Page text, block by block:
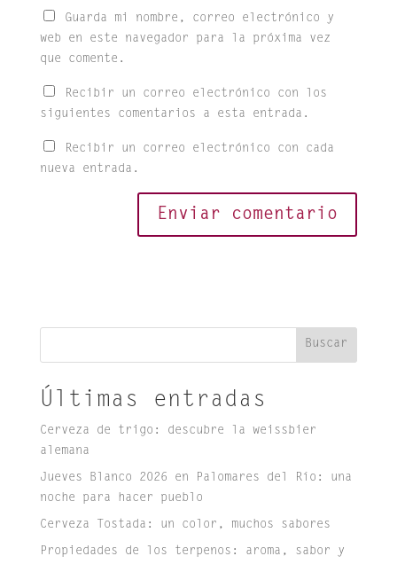
Guarda mi nombre, correo electrónico y
web en este navegador para la próxima vez
que comente.
Recibir un correo electrónico con los
siguientes comentarios a esta entrada.
Recibir un correo electrónico con cada
nueva entrada.
Buscar
Últimas entradas
Cerveza de trigo: descubre la weissbier
alemana
Jueves Blanco 2026 en Palomares del Río: una
noche para hacer pueblo
Cerveza Tostada: un color, muchos sabores
Propiedades de los terpenos: aroma, sabor y